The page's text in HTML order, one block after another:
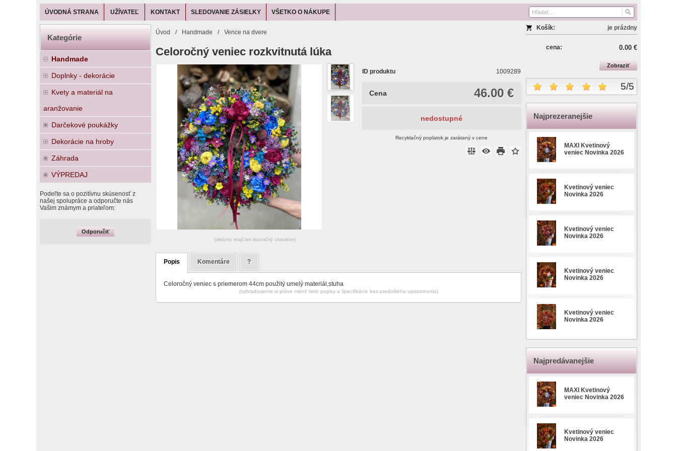
ÚVODNÁ STRANA UŽÍVATEĽ KONTAKT SLEDOVANIE ZÁSIELKY VŠETKO O NÁKUPE
Kategórie
Handmade
Doplnky - dekorácie
Kvety a materiál na
aranžovanie
Darčekové poukážky
Dekorácie na hroby
Záhrada
VÝPREDAJ
Podeľte sa o pozitívnu skúsenosť z
našej spolupráce a odporučte nás
Vašim známym a priateľom:
Odporučiť
Košík: je prázdny
cena: 0.00 €
Zobraziť
5/5
Najprezeranejšie
MAXI Kvetinový
veniec Novinka 2026
Kvetinový veniec
Novinka 2026
Kvetinový veniec
Novinka 2026
Kvetinový veniec
Novinka 2026
Kvetinový veniec
Novinka 2026
Najpredávanejšie
MAXI Kvetinový
veniec Novinka 2026
Kvetinový veniec
Novinka 2026
Úvod / Handmade / Vence na dvere
Celoročný veniec rozkvitnutá lúka
(obrázky majú len ilustračný charakter)
ID produktu 1009289
46.00 €
Cena
nedostupné
Recyklačný poplatok je zarátaný v cene
Popis Komentáre ?
Celoročný veniec s priemerom 44cm použitý umelý materiál,stuha
(vyhradzujeme si právo meniť tieto popisy a špecifikácie bez predošlého upozornenia)